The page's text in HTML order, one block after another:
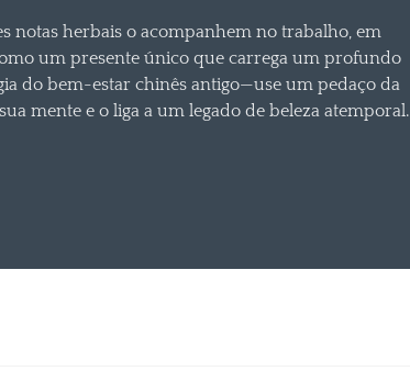
notas herbais o acompanhem no trabalho, em
um presente único que carrega um profundo
do bem-estar chinês antigo—use um pedaço da
mente e o liga a um legado de beleza atemporal.